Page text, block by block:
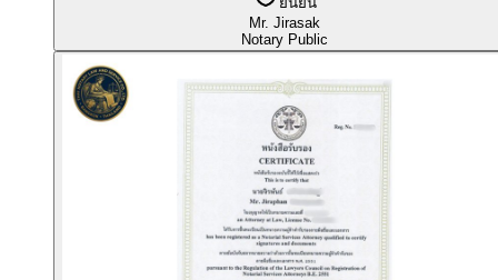
Mr. Jirasak
Notary Public